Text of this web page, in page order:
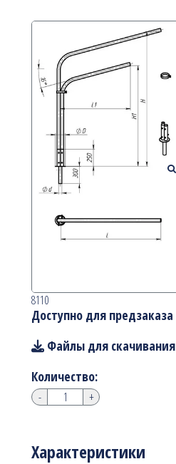
Характеристики
8110
Доступно для предзаказа
Файлы для скачивания
Количество:
- +